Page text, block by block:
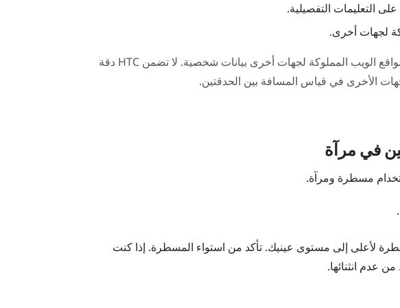
التعليمات التفصيلية.
لجهات أخرى.
يجوز أن تجمع التطبيقات أو مواقع الويب المملوكة لجهات أخرى بيانات شخصية. لا تضمن HTC دقة
الأخرى في قياس المسافة بين الحدقتين.
في مرآة
مسطرة ومرآة.
لأعلى إلى مستوى عينيك. تأكد من استواء المسطرة. إذا كنت
عدم انثنائها.